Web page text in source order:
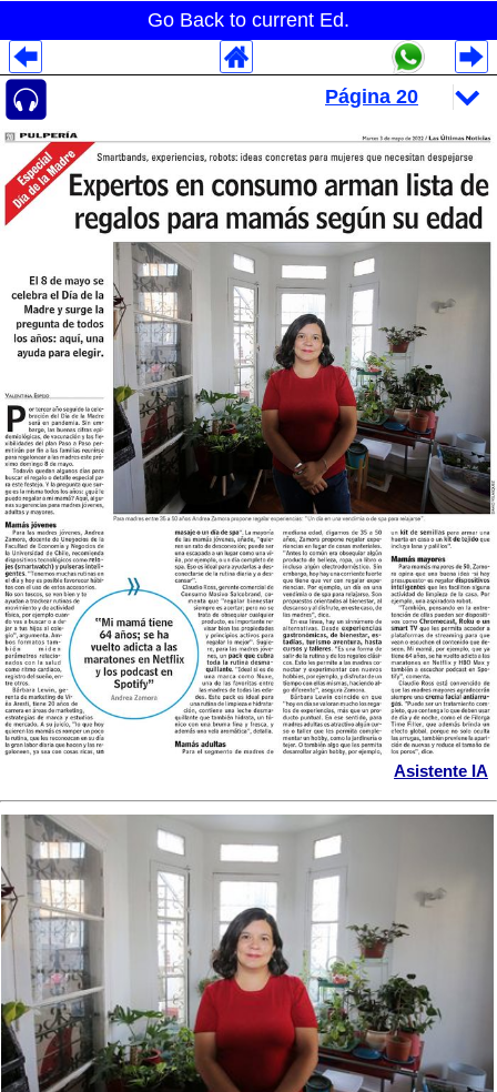
Go Back to current Ed.
Asistente IA
Despliegues Analytics
Despliegues Totales
Despliegues por Rubros